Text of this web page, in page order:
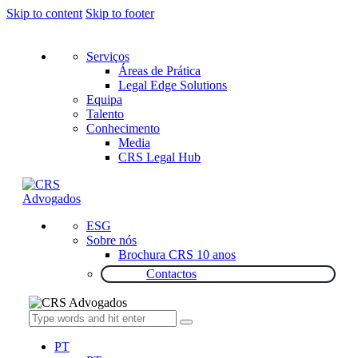
Skip to content Skip to footer
Serviços
Áreas de Prática
Legal Edge Solutions
Equipa
Talento
Conhecimento
Media
CRS Legal Hub
ESG
Sobre nós
Brochura CRS 10 anos
Contactos
PT